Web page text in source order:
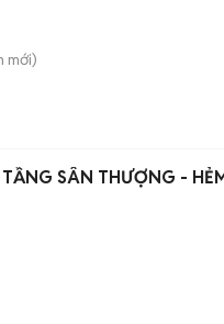
mới)
SÂN THƯỢNG -